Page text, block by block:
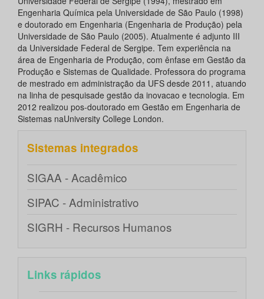
Engenharia Química pela Universidade de São Paulo (1998)
e doutorado em Engenharia (Engenharia de Produção) pela
Universidade de São Paulo (2005). Atualmente é adjunto III
da Universidade Federal de Sergipe. Tem experiência na
área de Engenharia de Produção, com ênfase em Gestão da
Produção e Sistemas de Qualidade. Professora do programa
de mestrado em administração da UFS desde 2011, atuando
na linha de pesquisade gestão da inovacao e tecnologia. Em
2012 realizou pos-doutorado em Gestão em Engenharia de
Sistemas naUniversity College London.
Sistemas integrados
SIGAA - Acadêmico
SIPAC - Administrativo
SIGRH - Recursos Humanos
Links rápidos